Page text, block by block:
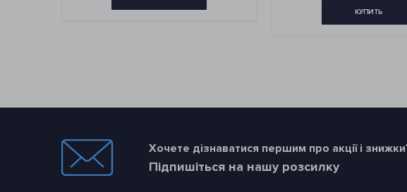
Хочете дізнаватися першим про акції і
Підпишіться на нашу розсилку